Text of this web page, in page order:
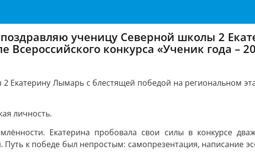
ученицу Северной школы 2
конкурса «Ученик года –
Лымарь с блестящей победой на региональном
личность.
Екатерина пробовала свои силы в конкурсе
к победе был непростым: самопрезентация, написание